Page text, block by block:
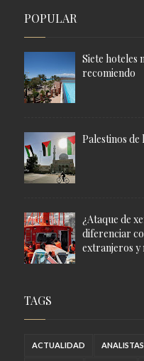
POPULAR
Siete hoteles
recomiendo
Palestinos de
¿Ataque de
diferenciar
extranjeros y
TAGS
ACTUALIDAD